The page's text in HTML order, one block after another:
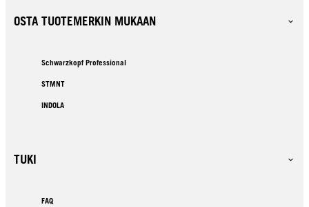
OSTA TUOTEMERKIN MUKAAN
Schwarzkopf Professional
STMNT
INDOLA
TUKI
FAQ